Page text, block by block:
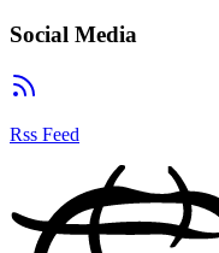
Social Media
Rss Feed